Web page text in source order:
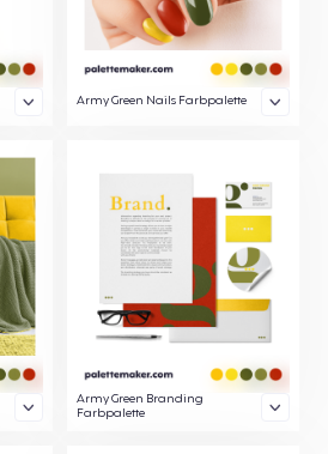
Army Green Nails Farbpalette
Army Green Branding
Farbpalette